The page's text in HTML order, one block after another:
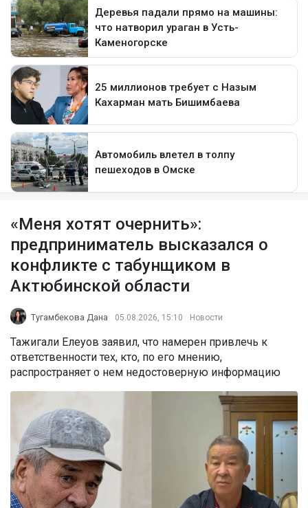
«Меня хотят очернить»:
предприниматель высказался о
конфликте с табунщиком в
Актюбинской области
Тугамбекова Дана 05.08.2026, 15:10 Новости
Тажигали Елеуов заявил, что намерен привлечь к
ответственности тех, кто, по его мнению,
распространяет о нем недостоверную информацию